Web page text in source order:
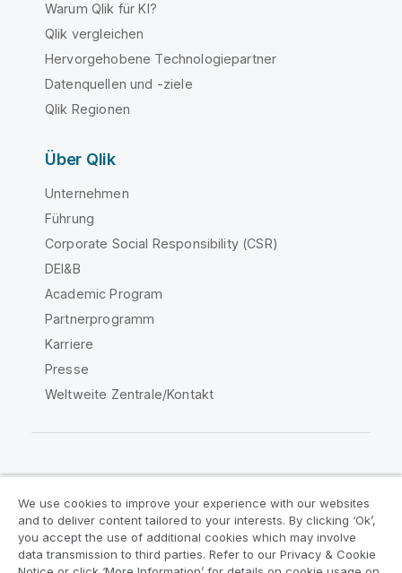
Warum Qlik für KI?
Qlik vergleichen
Hervorgehobene Technologiepartner
Datenquellen und -ziele
Qlik Regionen
Über Qlik
Unternehmen
Führung
Corporate Social Responsibility (CSR)
DEI&B
Academic Program
Partnerprogramm
Karriere
Presse
Weltweite Zentrale/Kontakt
Rechtliche Vereinbarungen
Produktbedingungen
Legal Policies
We use cookies to improve your experience with our websites
and to deliver content tailored to your interests. By clicking ‘Ok’,
you accept the use of additional cookies which may involve
data transmission to third parties. Refer to our Privacy & Cookie